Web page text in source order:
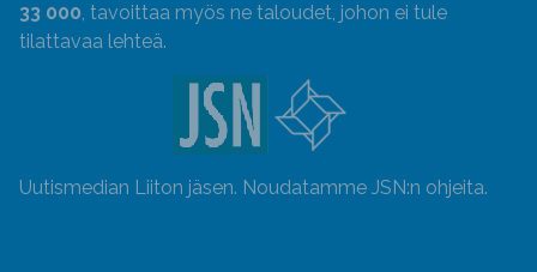
33 000, tavoittaa myös ne taloudet, johon ei tule
tilattavaa lehteä.
Uutismedian Liiton jäsen. Noudatamme JSN:n ohjeita.